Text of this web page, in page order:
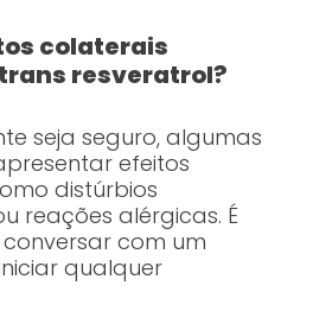
colaterais
resveratrol?
seja seguro, algumas
efeitos
distúrbios
reações alérgicas. É
com um
qualquer